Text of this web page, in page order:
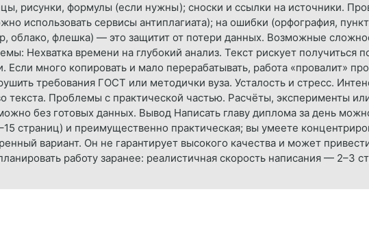
рисунки, формулы (если нужны); сноски и ссылки на источники.
использовать сервисы антиплагиата); на ошибки (орфография,
облако, флешка) — это защитит от потери данных. Возможные
Нехватка времени на глубокий анализ. Текст рискует получиться
много копировать и мало перерабатывать, работа «провалит»
требования ГОСТ или методички вуза. Усталость и стресс.
текста. Проблемы с практической частью. Расчёты, эксперименты
без готовых данных. Вывод Написать главу диплома за день
страниц) и преимущественно практическая; вы умеете
вариант. Он не гарантирует высокого качества и может
работу заранее: реалистичная скорость написания — 2–3